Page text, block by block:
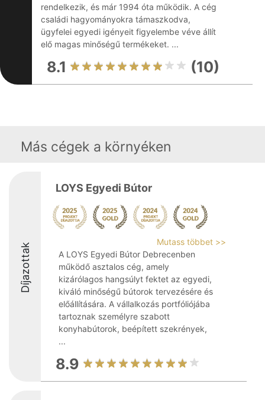
rendelkezik, és már 1994 óta működik. A cég
családi hagyományokra támaszkodva,
ügyfelei egyedi igényeit figyelembe véve állít
elő magas minőségű termékeket. ...
8.1 (10)
Más cégek a környéken
Díjazottak
LOYS Egyedi Bútor
Mutass többet >>
A LOYS Egyedi Bútor Debrecenben
működő asztalos cég, amely
kizárólagos hangsúlyt fektet az egyedi,
kiváló minőségű bútorok tervezésére és
előállítására. A vállalkozás portfóliójába
tartoznak személyre szabott
konyhabútorok, beépített szekrények,
...
8.9